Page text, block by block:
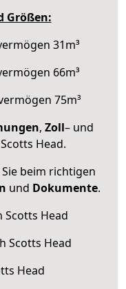
Größen:
31m³
66m³
75m³
, Zoll– und
Head.
beim richtigen
und Dokumente.
Scotts Head
Scotts Head
Head